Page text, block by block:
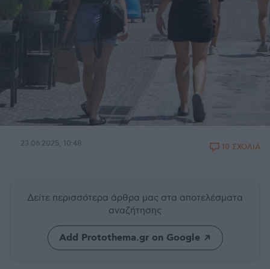
23.06.2025, 10:48 10 ΣΧΟΛΙΑ
Δείτε περισσότερα άρθρα μας στα αποτελέσματα
αναζήτησης
Add Protothema.gr on Google